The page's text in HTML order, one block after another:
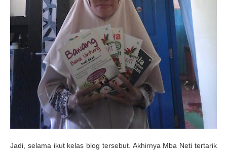
Jadi, selama ikut kelas blog tersebut. Akhirnya Mba Neti tertarik